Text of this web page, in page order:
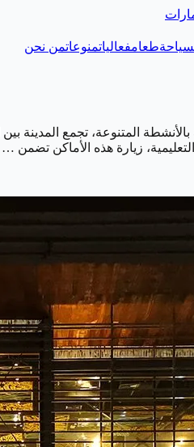
سياحةطعامفعالياتمنوعاتمن نحن
المتنوعة، تجمع المدينة
التعليمية، زيارة هذه الأماكن تضمن …